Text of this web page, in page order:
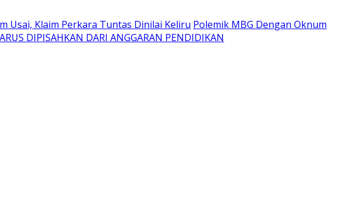
Usai, Klaim Perkara Tuntas Dinilai Keliru Polemik MBG Dengan Oknum
DIPISAHKAN DARI ANGGARAN PENDIDIKAN